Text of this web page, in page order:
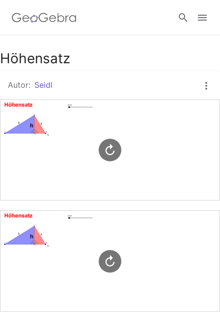
Google Classroom
GeoGebra Classroom
Höhensatz
Autor: Seidl